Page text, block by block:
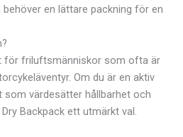
en lättare packning för en
för friluftsmänniskor som ofta är
Om du är en aktiv
som värdesätter hållbarhet och
Backpack ett utmärkt val.